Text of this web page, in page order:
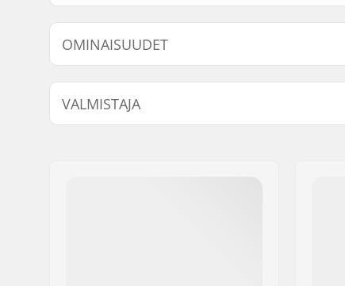
OMINAISUUDET
Dekin leveys:
8"
Dekin pituus:
Akseliväli:
13.9"
VALMISTAJA